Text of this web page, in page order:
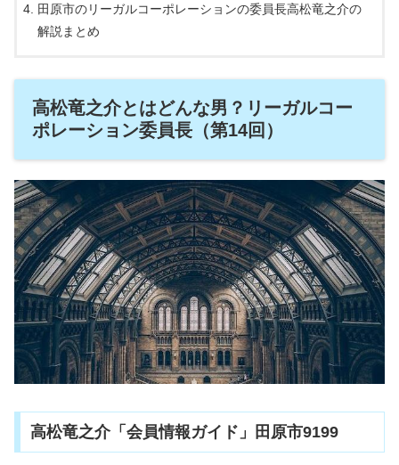
田原市のリーガルコーポレーションの委員長高松竜之介の
解説まとめ
高松竜之介とはどんな男？リーガルコー
ポレーション委員長（第14回）
高松竜之介「会員情報ガイド」田原市9199